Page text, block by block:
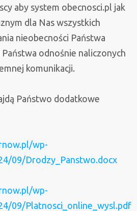
aby system obecnosci.pl jak
dla Nas wszystkich
nieobecności Państwa
odnośnie naliczonych
komunikacji.
Państwo dodatkowe
wp-
09/Drodzy_Panstwo.docx
wp-
09/Platnosci_online_wysl.pdf